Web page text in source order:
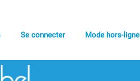
Se connecter Mode hors-ligne